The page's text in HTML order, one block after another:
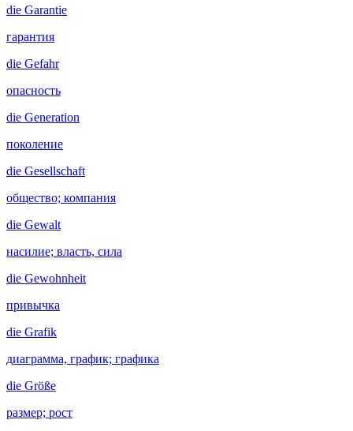
die Garantie
гарантия
die Gefahr
опасность
die Generation
поколение
die Gesellschaft
общество; компания
die Gewalt
насилие; власть, сила
die Gewohnheit
привычка
die Grafik
диаграмма, график; графика
die Größe
размер; рост